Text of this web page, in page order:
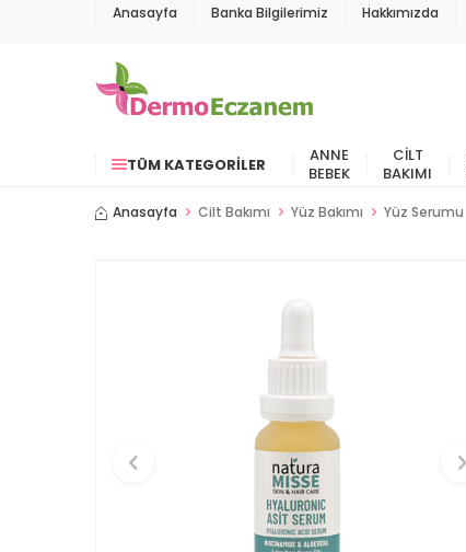
Anasayfa Banka Bilgilerimiz Hakkımızda
TÜM KATEGORILER
ANNE
BEBEK
CILT
BAKIMI
Anasayfa Cilt Bakımı Yüz Bakımı Yüz Serumu